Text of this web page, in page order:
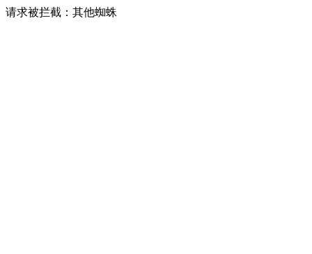
请求被拦截：其他蜘蛛